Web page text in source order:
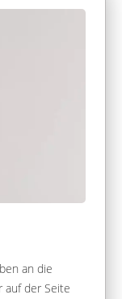
an die
auf der Seite